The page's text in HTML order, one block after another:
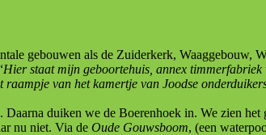
gebouwen als de Zuiderkerk, Waaggebouw,
Hier staat mijn geboortehuis, annex
van het kamertje van Joodse
duiken we de Boerenhoek in. We zien
nu niet. Via de Oude Gouwsboom, (een